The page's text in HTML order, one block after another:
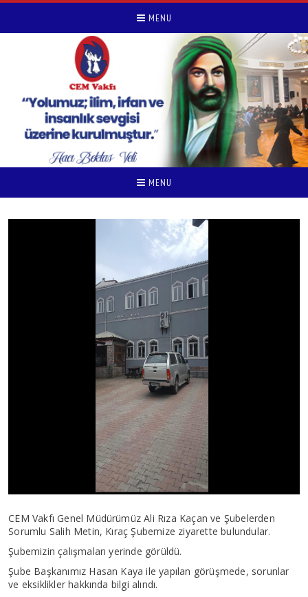
MENU
MENU
CEM Vakfı Genel Müdürümüz Ali Rıza Kaçan ve Şubelerden
Sorumlu Salih Metin, Kıraç Şubemize ziyarette bulundular.
Şubemizin çalışmaları yerinde görüldü.
Şube Başkanımız Hasan Kaya ile yapılan görüşmede, sorunlar
ve eksiklikler hakkında bilgi alındı.